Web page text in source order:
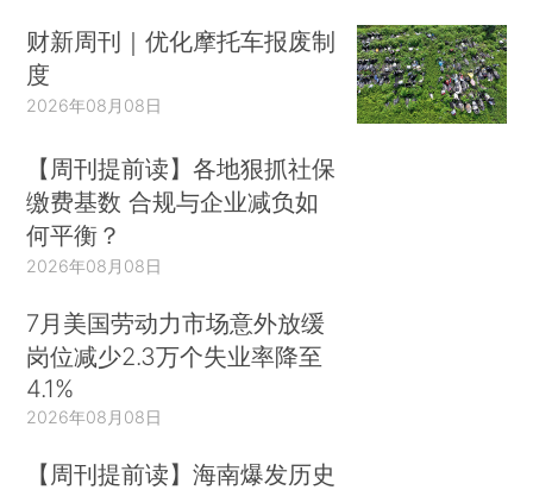
财新周刊｜优化摩托车报废制
度
2026年08月08日
【周刊提前读】各地狠抓社保
缴费基数 合规与企业减负如
何平衡？
2026年08月08日
7月美国劳动力市场意外放缓
岗位减少2.3万个失业率降至
4.1%
2026年08月08日
【周刊提前读】海南爆发历史